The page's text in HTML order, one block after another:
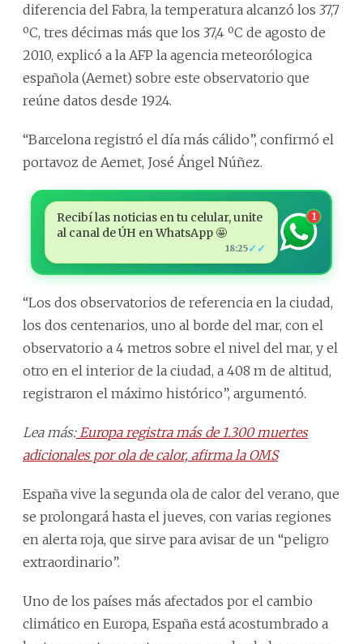
diferencia del Fabra, la temperatura alcanzó los 37,7
ºC, tres décimas más que los 37,4 ºC de agosto de
2010, explicó a la AFP la agencia meteorólogica
española (Aemet) sobre este observatorio que
reúne datos desde 1924.
“Barcelona registró el día más cálido”, confirmó el
portavoz de Aemet, José Ángel Núñez.
Recibí las noticias en tu celular, unite
al canal de ÚH en WhatsApp 🤩
18:25✓✓
1
“Los dos observatorios de referencia en la ciudad,
los dos centenarios, uno al borde del mar, con el
observatorio a 4 metros sobre el nivel del mar, y el
otro en el interior de la ciudad, a 408 m de altitud,
registraron el máximo histórico”, argumentó.
Lea más:Europa registra más de 1.300 muertes
adicionales por ola de calor, afirma la OMS
España vive la segunda ola de calor del verano, que
se prolongará hasta el jueves, con varias regiones
en alerta roja, que sirve para avisar de un “peligro
extraordinario”.
Uno de los países más afectados por el cambio
climático en Europa, España está acostumbrado a